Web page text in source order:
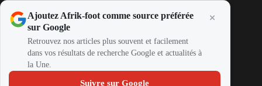
Ajoutez Afrik-foot comme source préférée
sur Google
Retrouvez nos articles plus souvent et facilement
dans vos résultats de recherche Google et actualités à
la Une.
Suivre sur Google